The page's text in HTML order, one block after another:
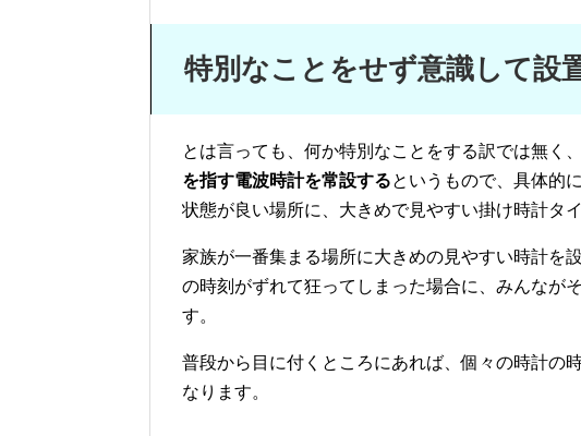
特別なことをせず意識して設
とは言っても、何か特別なことをする訳では無く、
を指す電波時計を常設するというもので、具体的
状態が良い場所に、大きめで見やすい掛け時計タ
家族が一番集まる場所に大きめの見やすい時計を
の時刻がずれて狂ってしまった場合に、みんなが
す。
普段から目に付くところにあれば、個々の時計の
なります。